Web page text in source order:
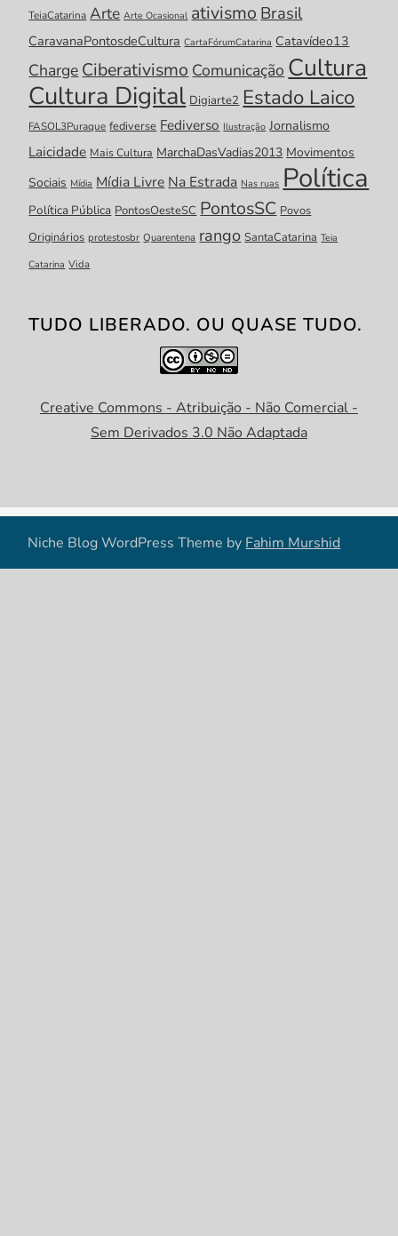
TeiaCatarina Arte Arte Ocasional ativismoBrasil
CaravanaPontosdeCultura CartaFórumCatarina Catavídeo13
ChargeCiberativismoComunicação Cultura
Cultura Digital Digiarte2 Estado Laico
FASOL3Puraque fediverse Fediverso Ilustração Jornalismo
Laicidade Mais Cultura MarchaDasVadias2013 Movimentos
Sociais Mídia Mídia LivreNa Estrada Nas ruas Política
Política Pública PontosOesteSC PontosSC Povos
Originários protestosbr Quarentena rango SantaCatarina Teia
Catarina Vida
TUDO LIBERADO. OU QUASE TUDO.
Creative Commons - Atribuição - Não Comercial -
Sem Derivados 3.0 Não Adaptada
Niche Blog WordPress Theme byFahim Murshid